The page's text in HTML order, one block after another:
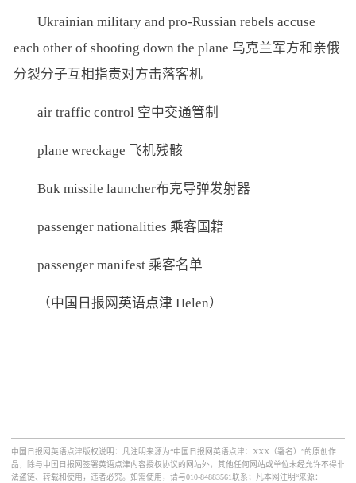
Ukrainian military and pro-Russian rebels accuse
each other of shooting down the plane 乌克兰军方和亲俄
分裂分子互相指责对方击落客机
air traffic control 空中交通管制
plane wreckage 飞机残骸
Buk missile launcher布克导弹发射器
passenger nationalities 乘客国籍
passenger manifest 乘客名单
（中国日报网英语点津 Helen）
中国日报网英语点津版权说明：凡注明来源为“中国日报网英语点津：XXX（署名）”的原创作
品，除与中国日报网签署英语点津内容授权协议的网站外，其他任何网站或单位未经允许不得非
法盗链、转载和使用，违者必究。如需使用，请与010-84883561联系；凡本网注明“来源：